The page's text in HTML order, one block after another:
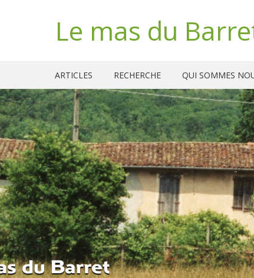
Le mas du
ARTICLES RECHERCHE QUI SOMMES